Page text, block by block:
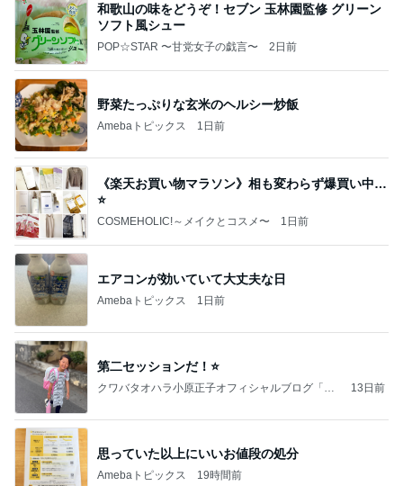
和歌山の味をどうぞ！セブン 玉林園監修 グリーン
ソフト風シュー
POP☆STAR 〜甘党女子の戯言〜 2日前
野菜たっぷりな玄米のヘルシー炒飯
Amebaトピックス 1日前
《楽天お買い物マラソン》相も変わらず爆買い中…
⭐️
COSMEHOLIC!～メイクとコスメ〜 1日前
エアコンが効いていて大丈夫な日
Amebaトピックス 1日前
第二セッションだ！⭐️
クワバタオハラ小原正子オフィシャルブログ「女
13日前
思っていた以上にいいお値段の処分
Amebaトピックス 19時間前